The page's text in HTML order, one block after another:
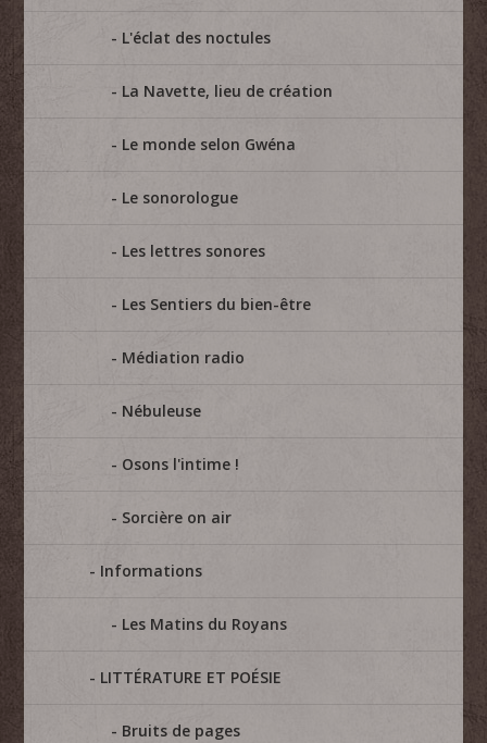
L'éclat des noctules
La Navette, lieu de création
Le monde selon Gwéna
Le sonorologue
Les lettres sonores
Les Sentiers du bien-être
Médiation radio
Nébuleuse
Osons l'intime !
Sorcière on air
Informations
Les Matins du Royans
LITTÉRATURE ET POÉSIE
Bruits de pages